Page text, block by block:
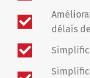
délais